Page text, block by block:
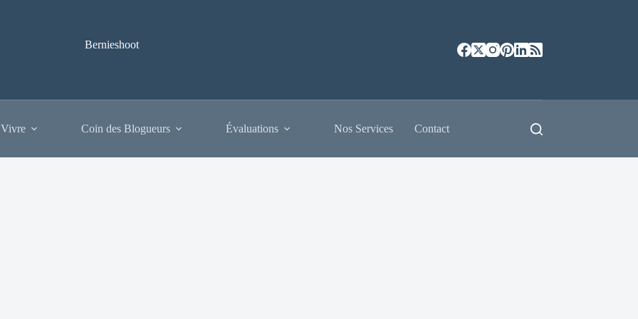
Bernieshoot
Coin des Blogueurs Évaluations Nos Services Contact